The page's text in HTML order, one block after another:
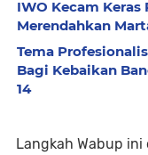
IWO Kecam
Merendahkan
Tema
Bagi Kebaikan
14
Langkah Wabup